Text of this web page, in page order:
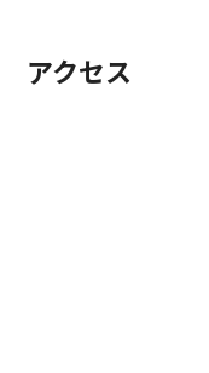
アクセス